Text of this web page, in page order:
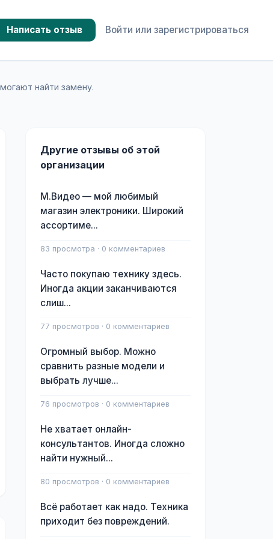
Написать отзыв Войти или зарегистрироваться
найти замену.
Другие отзывы об этой
организации
М.Видео — мой любимый
магазин электроники. Широкий
ассортиме...
83 просмотра · 0 комментариев
Часто покупаю технику здесь.
Иногда акции заканчиваются
слиш...
77 просмотров · 0 комментариев
Огромный выбор. Можно
сравнить разные модели и
выбрать лучше...
76 просмотров · 0 комментариев
Не хватает онлайн-
консультантов. Иногда сложно
найти нужный...
80 просмотров · 0 комментариев
Всё работает как надо. Техника
приходит без повреждений.